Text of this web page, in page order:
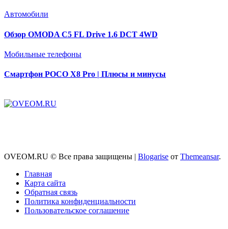
Автомобили
Обзор OMODA C5 FL Drive 1.6 DCT 4WD
Мобильные телефоны
Смартфон POCO X8 Pro | Плюсы и минусы
OVEOM.RU © Все права защищены | Blogarise от Themeansar.
Главная
Карта сайта
Обратная связь
Политика конфиденциальности
Пользовательское соглашение